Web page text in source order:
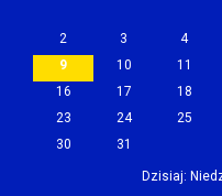
2
3 4
9
10 11
16
17 18
23
24 25
30
31
Dzisiaj: